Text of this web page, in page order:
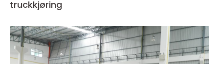
truckkjøring